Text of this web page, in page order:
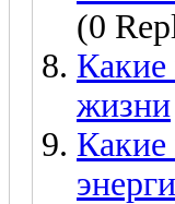
(0
Какие
жизни